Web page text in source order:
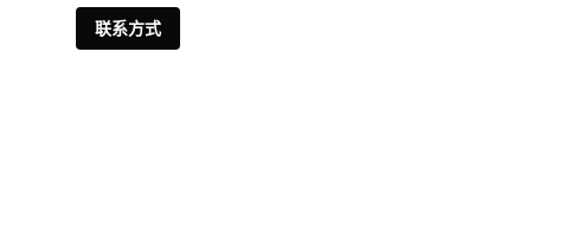
联系方式